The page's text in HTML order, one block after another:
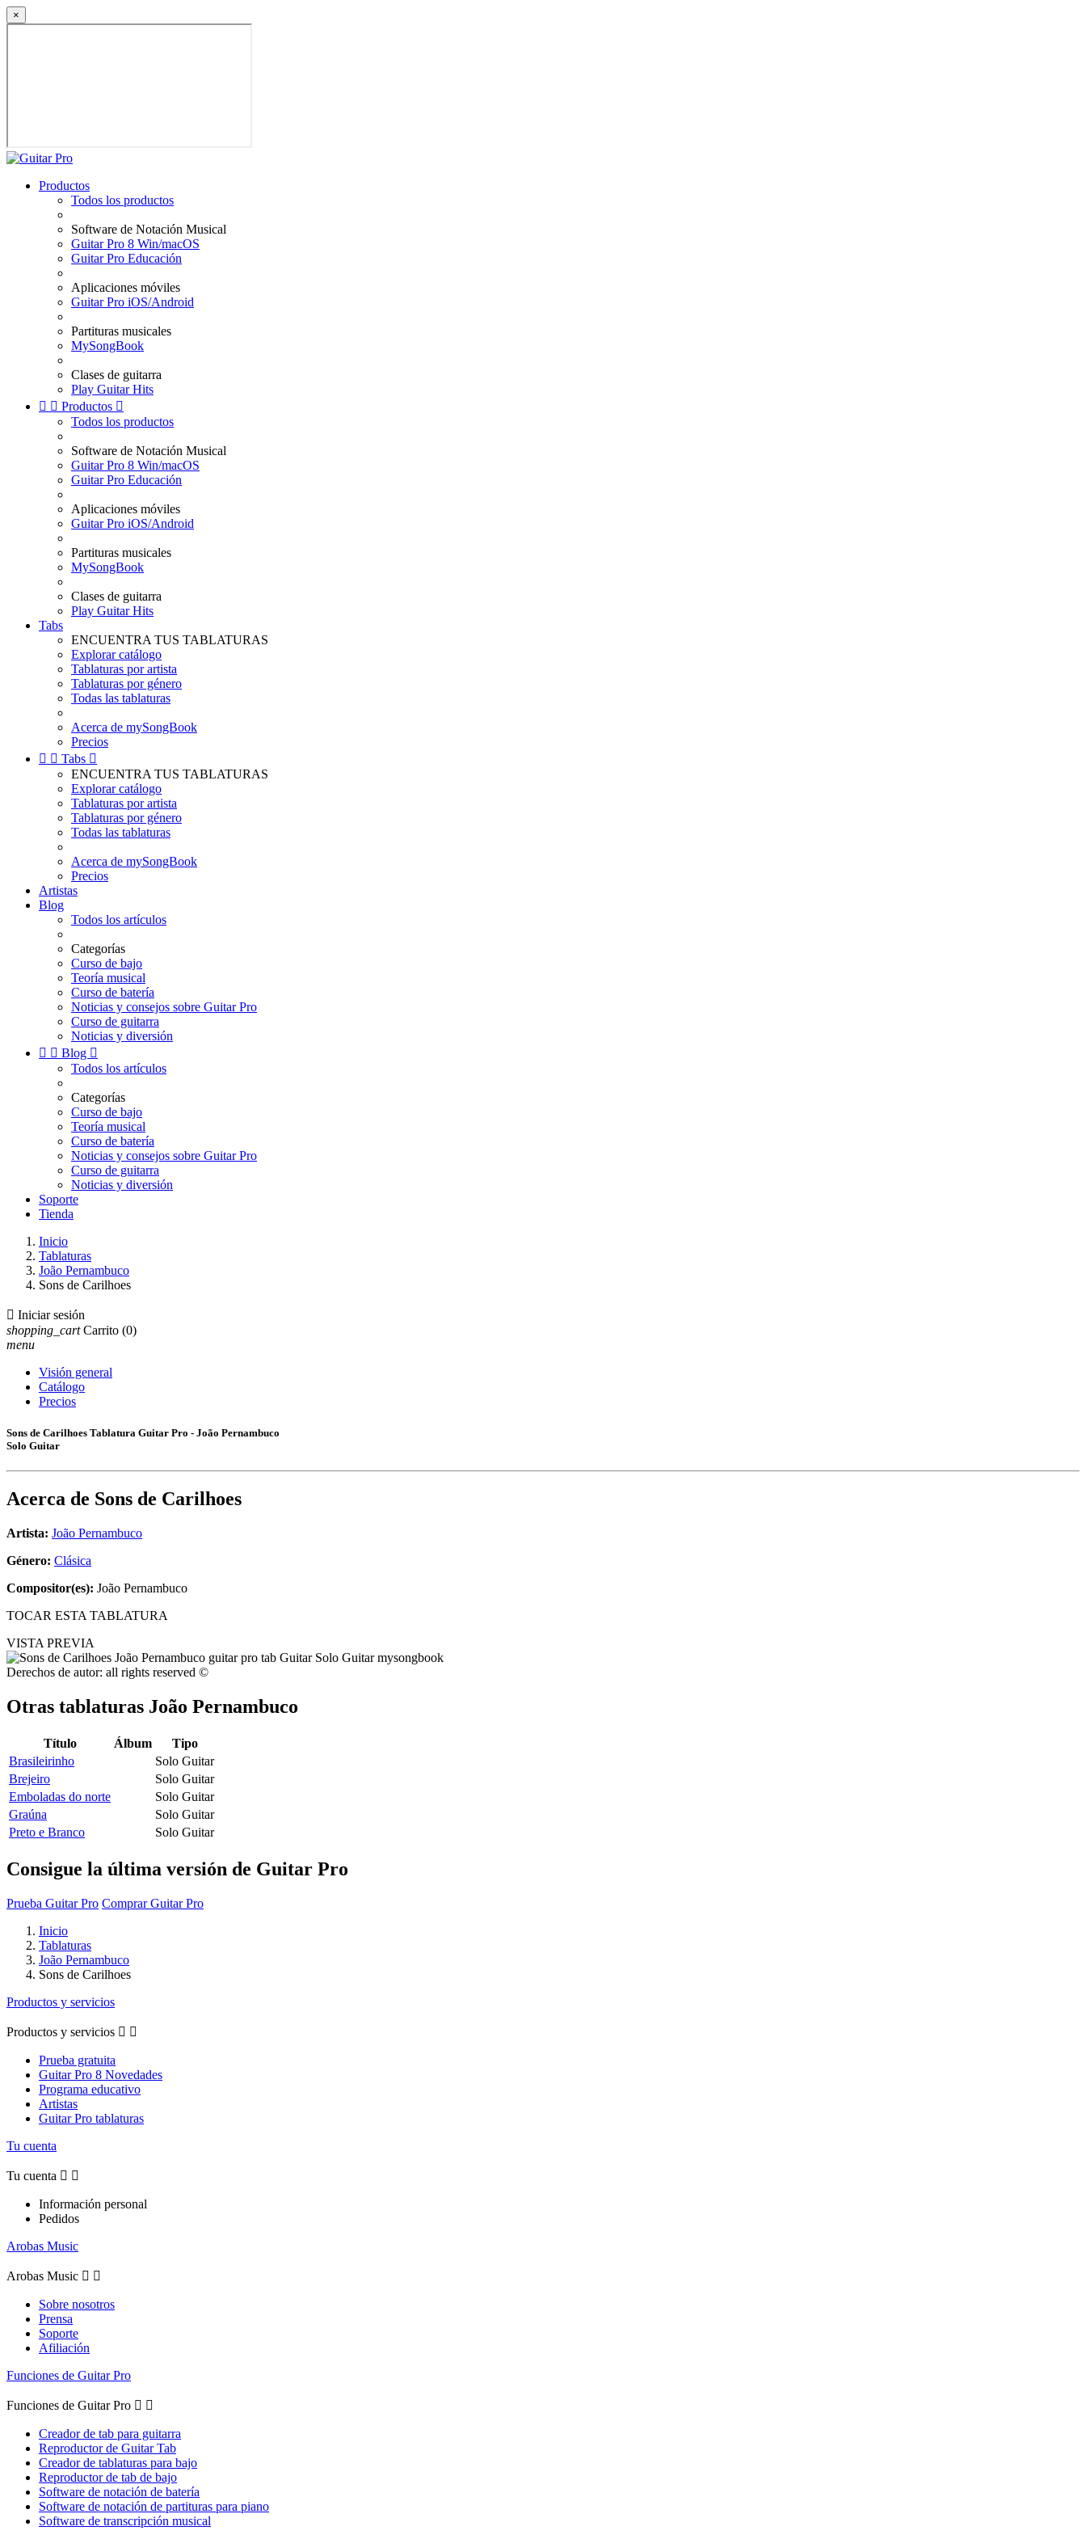
×
Productos
Todos los productos
Software de Notación Musical
Guitar Pro 8 Win/macOS
Guitar Pro Educación
Aplicaciones móviles
Guitar Pro iOS/Android
Partituras musicales
MySongBook
Clases de guitarra
Play Guitar Hits
  Productos 
Todos los productos
Software de Notación Musical
Guitar Pro 8 Win/macOS
Guitar Pro Educación
Aplicaciones móviles
Guitar Pro iOS/Android
Partituras musicales
MySongBook
Clases de guitarra
Play Guitar Hits
Tabs
ENCUENTRA TUS TABLATURAS
Explorar catálogo
Tablaturas por artista
Tablaturas por género
Todas las tablaturas
Acerca de mySongBook
Precios
  Tabs 
ENCUENTRA TUS TABLATURAS
Explorar catálogo
Tablaturas por artista
Tablaturas por género
Todas las tablaturas
Acerca de mySongBook
Precios
Artistas
Blog
Todos los artículos
Categorías
Curso de bajo
Teoría musical
Curso de batería
Noticias y consejos sobre Guitar Pro
Curso de guitarra
Noticias y diversión
  Blog 
Todos los artículos
Categorías
Curso de bajo
Teoría musical
Curso de batería
Noticias y consejos sobre Guitar Pro
Curso de guitarra
Noticias y diversión
Soporte
Tienda
Inicio
Tablaturas
João Pernambuco
Sons de Carilhoes
 Iniciar sesión
shopping_cart Carrito (0)
menu
Visión general
Catálogo
Precios
Sons de Carilhoes Tablatura Guitar Pro - João Pernambuco
Solo Guitar
Acerca de Sons de Carilhoes
Artista: João Pernambuco
Género: Clásica
Compositor(es): João Pernambuco
TOCAR ESTA TABLATURA
VISTA PREVIA
Derechos de autor: all rights reserved ©
Otras tablaturas João Pernambuco
Título Álbum
Tipo
Brasileirinho
Solo Guitar
Brejeiro
Solo Guitar
Emboladas do norte
Solo Guitar
Graúna
Solo Guitar
Preto e Branco
Solo Guitar
Consigue la última versión de Guitar Pro
Prueba Guitar Pro Comprar Guitar Pro
Inicio
Tablaturas
João Pernambuco
Sons de Carilhoes
Productos y servicios
Productos y servicios  
Prueba gratuita
Guitar Pro 8 Novedades
Programa educativo
Artistas
Guitar Pro tablaturas
Tu cuenta
Tu cuenta  
Información personal
Pedidos
Arobas Music
Arobas Music  
Sobre nosotros
Prensa
Soporte
Afiliación
Funciones de Guitar Pro
Funciones de Guitar Pro  
Creador de tab para guitarra
Reproductor de Guitar Tab
Creador de tablaturas para bajo
Reproductor de tab de bajo
Software de notación de batería
Software de notación de partituras para piano
Software de transcripción musical